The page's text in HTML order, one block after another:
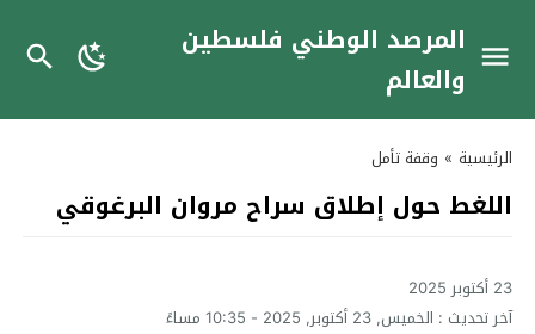
المرصد الوطني فلسطين
والعالم
الرئيسية » وقفة تأمل
اللغط حول إطلاق سراح مروان البرغوقي
23 أكتوبر 2025
آخر تحديث : الخميس, 23 أكتوبر, 2025 - 10:35 مساءً